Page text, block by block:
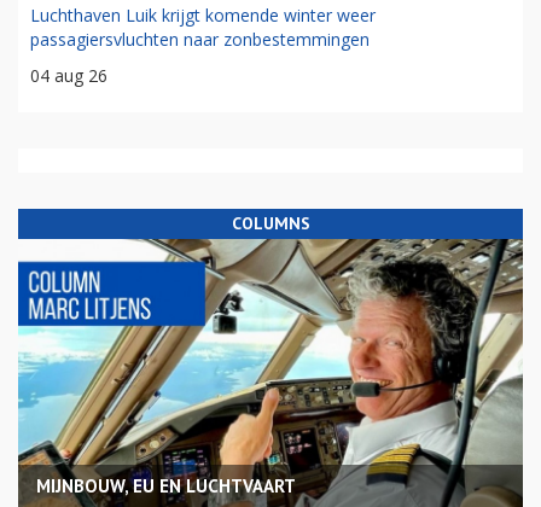
Luchthaven Luik krijgt komende winter weer
passagiersvluchten naar zonbestemmingen
04 aug 26
COLUMNS
MIJNBOUW, EU EN LUCHTVAART